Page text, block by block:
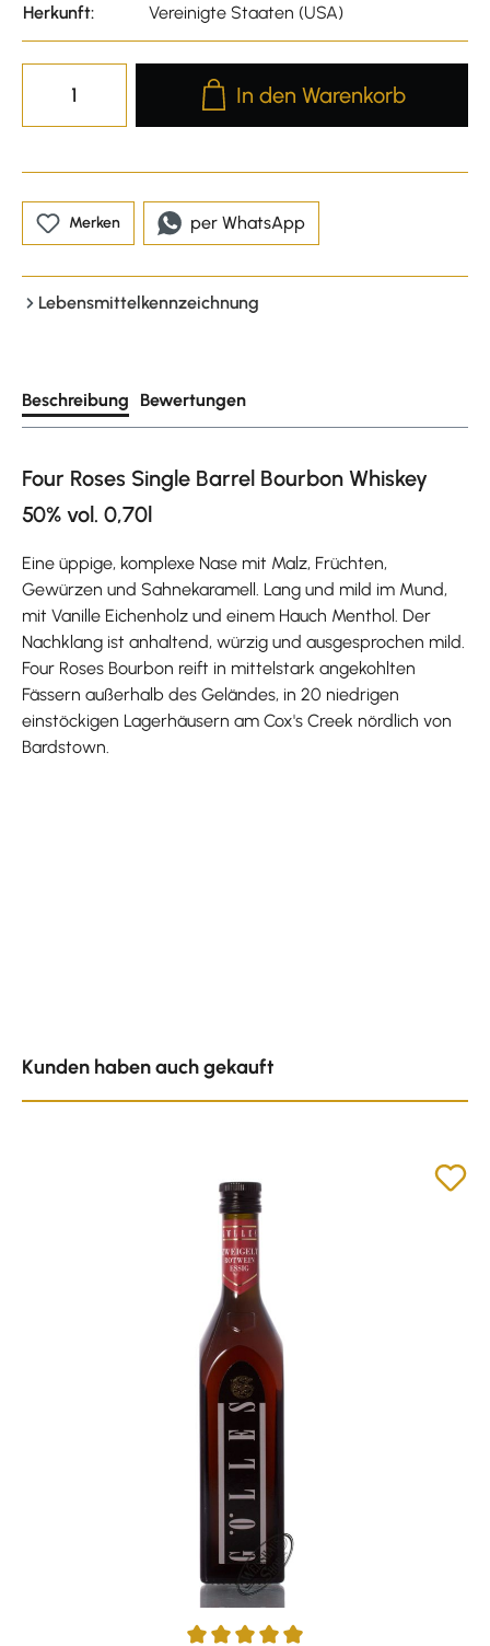
Herkunft:
Vereinigte Staaten (USA)
Produkt Anzahl: Gib den
In den Warenkorb
Merken per WhatsApp
Lebensmittelkennzeichnung
Beschreibung Bewertungen
Four Roses Single Barrel Bourbon Whiskey
50% vol. 0,70l
Eine üppige, komplexe Nase mit Malz, Früchten,
Gewürzen und Sahnekaramell. Lang und mild im Mund,
mit Vanille Eichenholz und einem Hauch Menthol. Der
Nachklang ist anhaltend, würzig und ausgesprochen mild.
Four Roses Bourbon reift in mittelstark angekohlten
Fässern außerhalb des Geländes, in 20 niedrigen
einstöckigen Lagerhäusern am Cox's Creek nördlich von
Bardstown.
Kunden haben auch gekauft